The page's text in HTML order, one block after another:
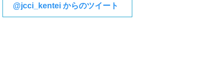
@jcci_kentei からのツイート